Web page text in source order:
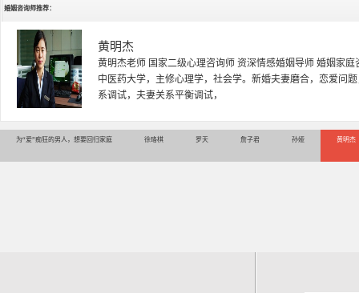
婚姻咨询师推荐：
黄明杰
黄明杰老师 国家二级心理咨询师 资深情感婚姻导师 婚姻家庭
中医药大学，主修心理学，社会学。新婚夫妻磨合，恋爱问
系调试，夫妻关系平衡调试，
为“爱”痴狂的男人，想要回归家庭 徐珞棋 罗天 詹子君 孙娅 黄明杰